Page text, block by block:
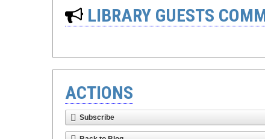
LIBRARY GUESTS
ACTIONS
Subscribe